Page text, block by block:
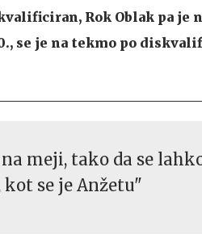
Rok Oblak pa je
se je na tekmo po
meji, tako da se
se je Anžetu"